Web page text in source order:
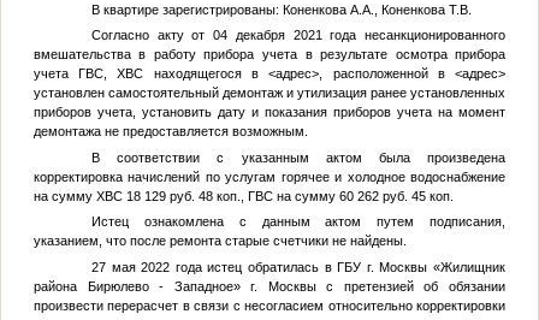
В квартире зарегистрированы: Коненкова А.А.
Коненкова Т.В.
Согласно акту от 04 декабря 2021 года несанкционированного
вмешательства в работу прибора учета в результате осмотра прибора
учета ГВС, ХВС находящегося в<адрес> , расположенной в<адрес>
установлен самостоятельный демонтаж и утилизация ранее установленных
приборов учета, установить дату и показания приборов учета на момент
демонтажа не предоставляется возможным.
В соответствии с указанным актом была произведена
корректировка начислений по услугам горячее и холодное водоснабжение
на сумму ХВС 18 129 руб. 48 коп., ГВС на сумму 60 262 руб. 45 коп.
Истец ознакомлена с данным актом путем подписания,
указанием, что после ремонта старые счетчики не найдены.
27 мая 2022 года истец обратилась в ГБУ г. Москвы «Жилищник
района Бирюлево - Западное» г. Москвы с претензией об обязании
произвести перерасчет в связи с несогласием относительно корректировки